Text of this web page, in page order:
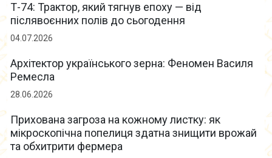
Т-74: Трактор, який тягнув епоху — від
післявоєнних полів до сьогодення
04.07.2026
Архітектор українського зерна: Феномен Василя
Ремесла
28.06.2026
Прихована загроза на кожному листку: як
мікроскопічна попелиця здатна знищити врожай
та обхитрити фермера